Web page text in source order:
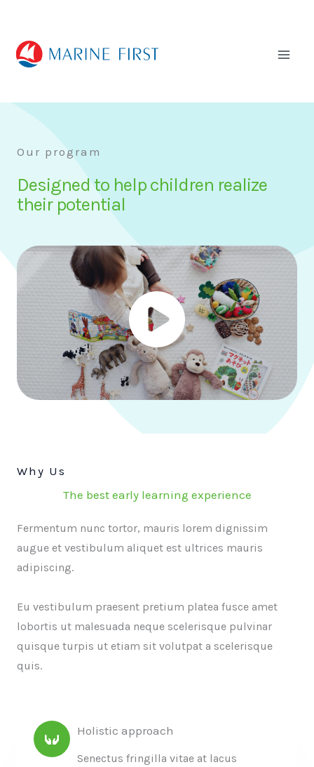
Our program
Designed to help children realize
their potential
Why Us
The best early learning experience
Fermentum nunc tortor, mauris lorem dignissim
augue et vestibulum aliquet est ultrices mauris
adipiscing.
Eu vestibulum praesent pretium platea fusce amet
lobortis ut malesuada neque scelerisque pulvinar
quisque turpis ut etiam sit volutpat a scelerisque
quis.
Holistic approach
Senectus fringilla vitae at lacus